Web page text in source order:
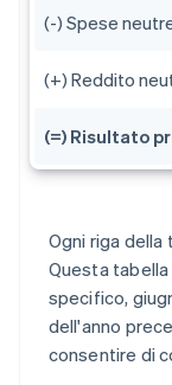
(-) Spese
(+) Reddito
(=) Risultato
Ogni riga della
Questa
specifico,
dell'anno
consentire di